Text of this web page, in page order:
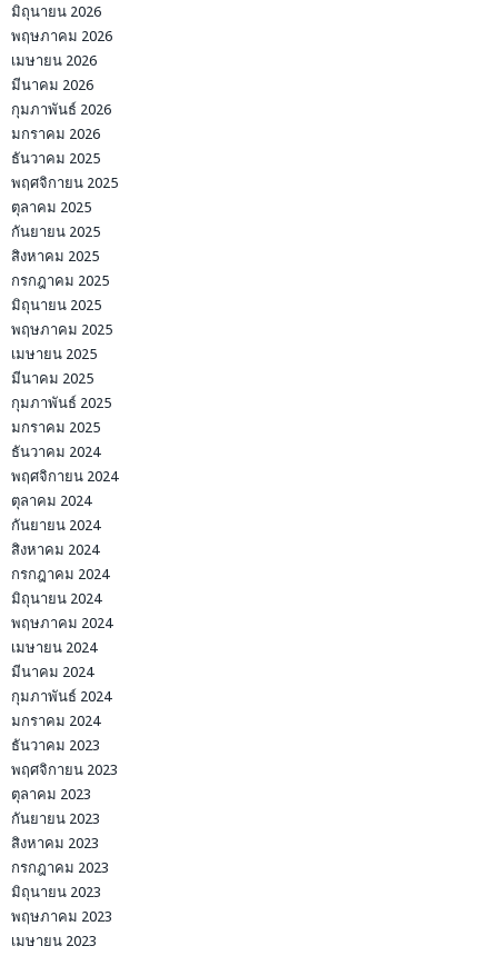
มิถุนายน 2026
พฤษภาคม 2026
เมษายน 2026
มีนาคม 2026
กุมภาพันธ์ 2026
มกราคม 2026
ธันวาคม 2025
พฤศจิกายน 2025
ตุลาคม 2025
กันยายน 2025
สิงหาคม 2025
กรกฎาคม 2025
มิถุนายน 2025
พฤษภาคม 2025
เมษายน 2025
มีนาคม 2025
กุมภาพันธ์ 2025
มกราคม 2025
ธันวาคม 2024
พฤศจิกายน 2024
ตุลาคม 2024
กันยายน 2024
สิงหาคม 2024
กรกฎาคม 2024
มิถุนายน 2024
พฤษภาคม 2024
เมษายน 2024
มีนาคม 2024
กุมภาพันธ์ 2024
มกราคม 2024
ธันวาคม 2023
พฤศจิกายน 2023
ตุลาคม 2023
กันยายน 2023
สิงหาคม 2023
กรกฎาคม 2023
มิถุนายน 2023
พฤษภาคม 2023
เมษายน 2023